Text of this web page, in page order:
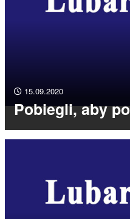
15.09.2020
Pobiegli, aby